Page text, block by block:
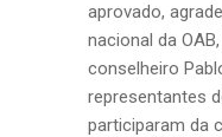
aprovado,
nacional da
conselheiro
representantes
participaram da